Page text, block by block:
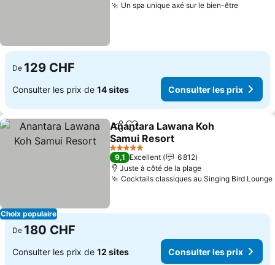
Un spa unique axé sur le bien-être
De 129 CHF
Consulter les prix de 14 sites Consulter les prix
Choix populaire
PartagerAjouter à mes favoris
Anantara Lawana Koh
Samui Resort
Consulter les prix
5 Étoiles
9,1 Excellent
6 812
Juste à côté de la plage
Cocktails classiques au Singing Bird Lounge
De 180 CHF
Consulter les prix de 12 sites Consulter les prix